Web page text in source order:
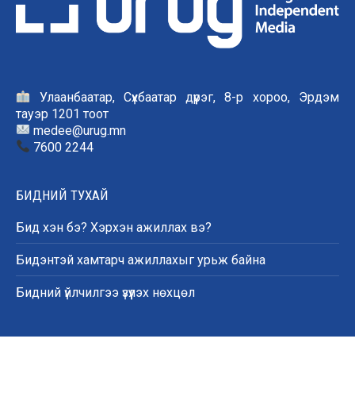
Улаанбаатар, Сүхбаатар дүүрэг, 8-р хороо, Эрдэм
тауэр 1201 тоот
medee@urug.mn
7600 2244
БИДНИЙ ТУХАЙ
Бид хэн бэ? Хэрхэн ажиллах вэ?
Бидэнтэй хамтарч ажиллахыг урьж байна
Бидний үйлчилгээ үзүүлэх нөхцөл